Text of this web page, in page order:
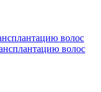
волос
волос